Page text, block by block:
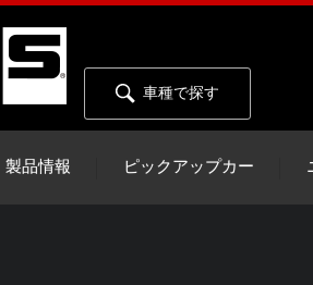
車種で探す
製品情報 ピックアップカー